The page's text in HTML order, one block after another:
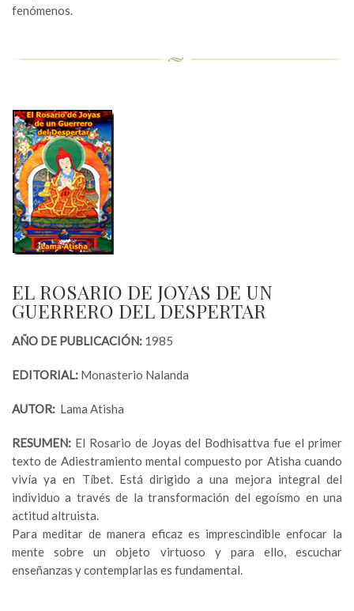
fenómenos.
EL ROSARIO DE JOYAS DE UN
GUERRERO DEL DESPERTAR
AÑO DE PUBLICACIÓN: 1985
EDITORIAL: Monasterio Nalanda
AUTOR: Lama Atisha
RESUMEN: El Rosario de Joyas del Bodhisattva fue el primer
texto de Adiestramiento mental compuesto por Atisha cuando
vivía ya en Tíbet. Está dirigido a una mejora integral del
individuo a través de la transformación del egoísmo en una
actitud altruista.
Para meditar de manera eficaz es imprescindible enfocar la
mente sobre un objeto virtuoso y para ello, escuchar
enseñanzas y contemplarlas es fundamental.